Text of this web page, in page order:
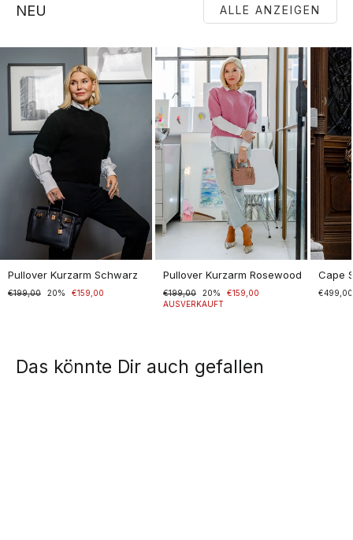
NEU ALLE ANZEIGEN
Pullover Kurzarm Schwarz
Normaler
€199,00
Sonderpreis20% €159,00
Pullover Kurzarm Rosewood
Normaler
Preis
€199,00
Sonderpreis20%
€159,00
AUSVERKAUFT
Cape
€499,00
Das könnte Dir auch gefallen